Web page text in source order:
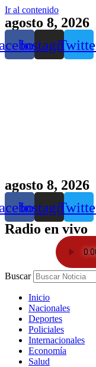
Ir al contenido
agosto 8, 2026
Instagram
agosto 8, 2026
Instagram
Radio en vivo
Buscar
Inicio
Nacionales
Deportes
Policiales
Internacionales
Economía
Salud